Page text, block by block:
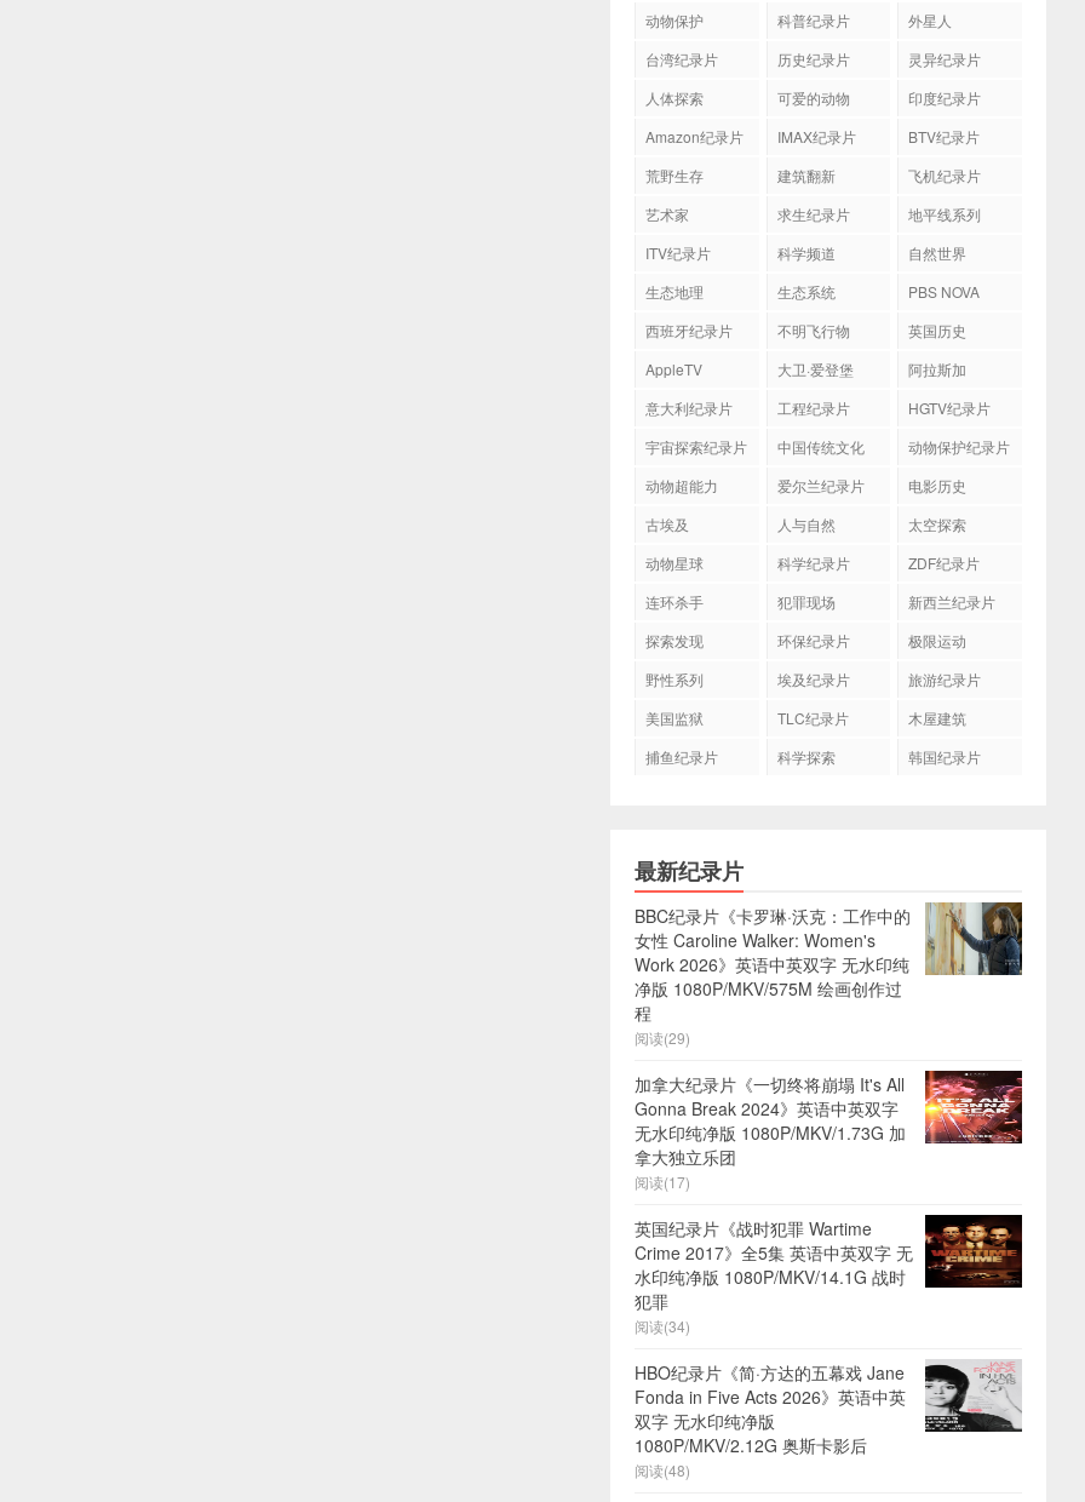
动物保护
科普纪录片
外星人
台湾纪录片
历史纪录片
灵异纪录片
人体探索
可爱的动物
印度纪录片
Amazon纪录片
IMAX纪录片
BTV纪录片
荒野生存
建筑翻新
飞机纪录片
艺术家
求生纪录片
地平线系列
ITV纪录片
科学频道
自然世界
生态地理
生态系统
PBS NOVA
西班牙纪录片
不明飞行物
英国历史
AppleTV
大卫·爱登堡
阿拉斯加
意大利纪录片
工程纪录片
HGTV纪录片
宇宙探索纪录片
中国传统文化
动物保护纪录片
动物超能力
爱尔兰纪录片
电影历史
古埃及
人与自然
太空探索
动物星球
科学纪录片
ZDF纪录片
连环杀手
犯罪现场
新西兰纪录片
探索发现
环保纪录片
极限运动
野性系列
埃及纪录片
旅游纪录片
美国监狱
TLC纪录片
木屋建筑
捕鱼纪录片
科学探索 韩国纪录片
最新纪录片
BBC纪录片《卡罗琳·沃克：工作中的
女性 Caroline Walker: Women's
Work 2026》英语中英双字 无水印纯
净版 1080P/MKV/575M 绘画创作过
程
阅读(29)
加拿大纪录片《一切终将崩塌 It's All
Gonna Break 2024》英语中英双字
无水印纯净版 1080P/MKV/1.73G 加
拿大独立乐团
阅读(17)
英国纪录片《战时犯罪 Wartime
Crime 2017》全5集 英语中英双字 无
水印纯净版 1080P/MKV/14.1G 战时
犯罪
阅读(34)
HBO纪录片《简·方达的五幕戏 Jane
Fonda in Five Acts 2026》英语中英
双字 无水印纯净版
1080P/MKV/2.12G 奥斯卡影后
阅读(48)